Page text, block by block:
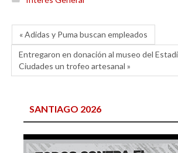
« Adidas y Puma buscan empleados
Entregaron en donación al museo del
Ciudades un trofeo artesanal »
SANTIAGO 2026